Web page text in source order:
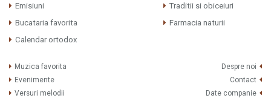
Emisiuni
Traditii si obiceiuri
Bucataria favorita
Farmacia naturii
Calendar ortodox
Muzica favorita
Evenimente
Versuri melodii
Despre noi
Contact
Date companie